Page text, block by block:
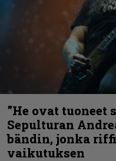
”He ovat tuoneet
Sepulturan
bändin, jonka
vaikutuksen